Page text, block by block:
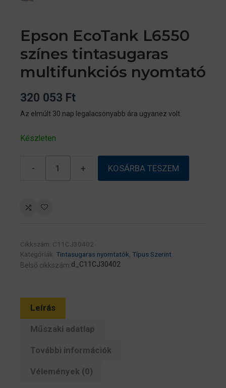
Epson EcoTank L6550
színes tintasugaras
multifunkciós nyomtató
320 053 Ft
Az elmúlt 30 nap legalacsonyabb ára ugyanez volt.
Készleten
-
Epson
nyomtató
mennyiség
+ KOSÁRBA TESZEM
Cikkszám: C11CJ30402
Kategóriák: Tintasugaras nyomtatók Típus Szerint
Belső cikkszám:d_C11CJ30402
Leírás
Műszaki adatlap
További információk
Vélemények (0)